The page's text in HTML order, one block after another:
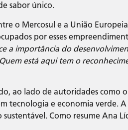
sabor único.
o Mercosul e a União
por esses
a importância do
está aqui tem o
ao lado de autoridades como
tecnologia e economia verde.
Como resume Ana